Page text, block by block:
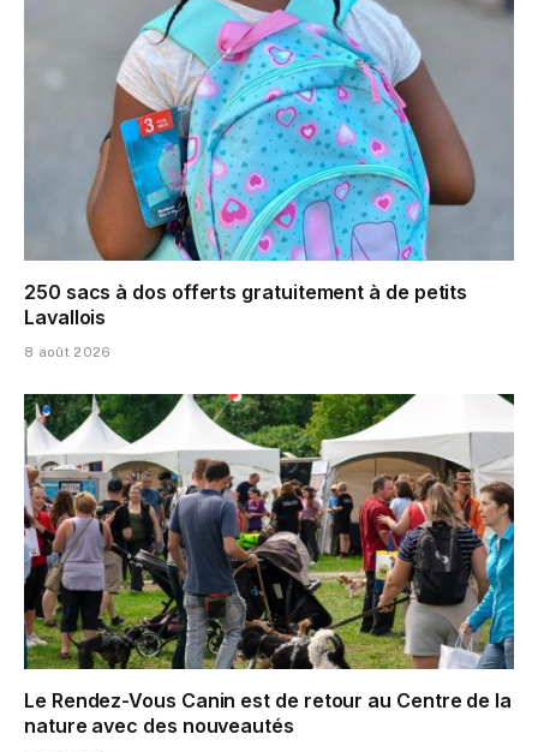
250 sacs à dos offerts gratuitement à de petits
Lavallois
8 août 2026
Le Rendez-Vous Canin est de retour au Centre de la
nature avec des nouveautés